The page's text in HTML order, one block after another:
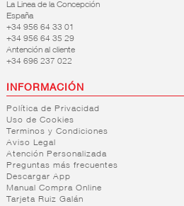
La Linea de la Concepción
España
+34 956 64 33 01
+34 956 64 35 29
Antención al cliente
+34 696 237 022
INFORMACIÓN
Política de Privacidad
Uso de Cookies
Terminos y Condiciones
Aviso Legal
Atención Personalizada
Preguntas más frecuentes
Descargar App
Manual Compra Online
Tarjeta Ruiz Galán